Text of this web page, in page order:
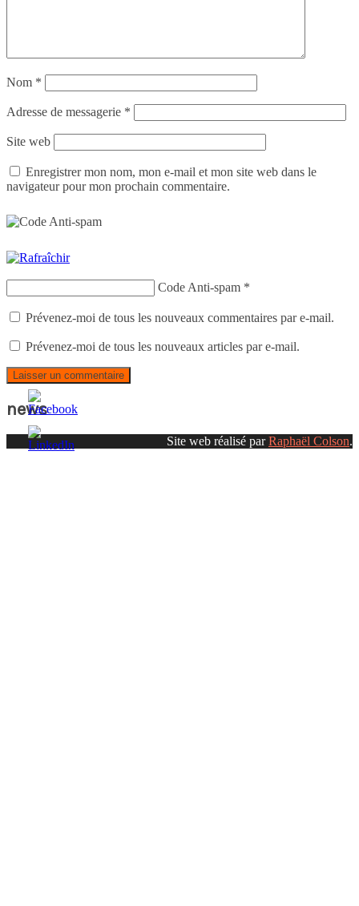
Nom *
Adresse de messagerie *
Site web
Enregistrer mon nom, mon e-mail et mon site web dans le
navigateur pour mon prochain commentaire.
Code Anti-spam *
Prévenez-moi de tous les nouveaux commentaires par e-mail.
Prévenez-moi de tous les nouveaux articles par e-mail.
news
Site web réalisé parRaphaël Colson.